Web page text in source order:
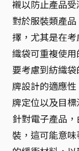
襯以防止產品受
對於服裝類產
擇，尤其是在
織袋可重複使
要考慮到紡織
牌設計的適應
牌定位以及目
針對電子產品
裝，這可能意